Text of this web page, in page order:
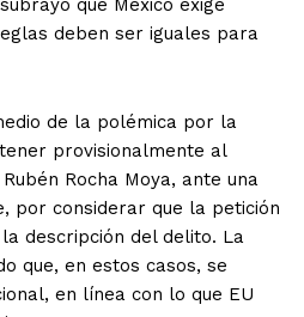
que México exige
deben ser iguales para
de la polémica por la
provisionalmente al
Rocha Moya, ante una
por considerar que la petición
descripción del delito. La
que, en estos casos, se
en línea con lo que EU